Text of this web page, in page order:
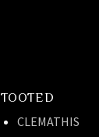
TOOTED
CLEMATHIS